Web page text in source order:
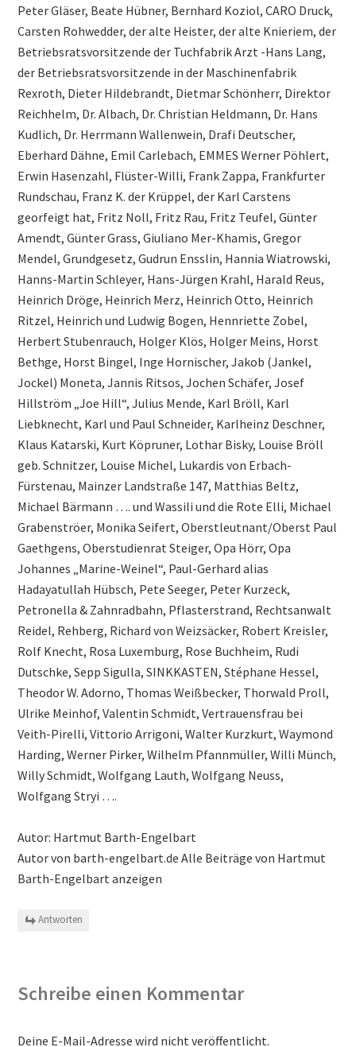
Peter Gläser, Beate Hübner, Bernhard Koziol, CARO Druck,
Carsten Rohwedder, der alte Heister, der alte Knieriem, der
Betriebsratsvorsitzende der Tuchfabrik Arzt -Hans Lang,
der Betriebsratsvorsitzende in der Maschinenfabrik
Rexroth, Dieter Hildebrandt, Dietmar Schönherr, Direktor
Reichhelm, Dr. Albach, Dr. Christian Heldmann, Dr. Hans
Kudlich, Dr. Herrmann Wallenwein, Drafi Deutscher,
Eberhard Dähne, Emil Carlebach, EMMES Werner Pöhlert,
Erwin Hasenzahl, Flüster-Willi, Frank Zappa, Frankfurter
Rundschau, Franz K. der Krüppel, der Karl Carstens
georfeigt hat, Fritz Noll, Fritz Rau, Fritz Teufel, Günter
Amendt, Günter Grass, Giuliano Mer-Khamis, Gregor
Mendel, Grundgesetz, Gudrun Ensslin, Hannia Wiatrowski,
Hanns-Martin Schleyer, Hans-Jürgen Krahl, Harald Reus,
Heinrich Dröge, Heinrich Merz, Heinrich Otto, Heinrich
Ritzel, Heinrich und Ludwig Bogen, Hennriette Zobel,
Herbert Stubenrauch, Holger Klös, Holger Meins, Horst
Bethge, Horst Bingel, Inge Hornischer, Jakob (Jankel,
Jockel) Moneta, Jannis Ritsos, Jochen Schäfer, Josef
Hillström „Joe Hill“, Julius Mende, Karl Bröll, Karl
Liebknecht, Karl und Paul Schneider, Karlheinz Deschner,
Klaus Katarski, Kurt Köpruner, Lothar Bisky, Louise Bröll
geb. Schnitzer, Louise Michel, Lukardis von Erbach-
Fürstenau, Mainzer Landstraße 147, Matthias Beltz,
Michael Bärmann …. und Wassili und die Rote Elli, Michael
Grabenströer, Monika Seifert, Oberstleutnant/Oberst Paul
Gaethgens, Oberstudienrat Steiger, Opa Hörr, Opa
Johannes „Marine-Weinel“, Paul-Gerhard alias
Hadayatullah Hübsch, Pete Seeger, Peter Kurzeck,
Petronella & Zahnradbahn, Pflasterstrand, Rechtsanwalt
Reidel, Rehberg, Richard von Weizsäcker, Robert Kreisler,
Rolf Knecht, Rosa Luxemburg, Rose Buchheim, Rudi
Dutschke, Sepp Sigulla, SINKKASTEN, Stéphane Hessel,
Theodor W. Adorno, Thomas Weißbecker, Thorwald Proll,
Ulrike Meinhof, Valentin Schmidt, Vertrauensfrau bei
Veith-Pirelli, Vittorio Arrigoni, Walter Kurzkurt, Waymond
Harding, Werner Pirker, Wilhelm Pfannmüller, Willi Münch,
Willy Schmidt, Wolfgang Lauth, Wolfgang Neuss,
Wolfgang Stryi ….
Autor: Hartmut Barth-Engelbart
Autor von barth-engelbart.de Alle Beiträge von Hartmut
Barth-Engelbart anzeigen
Antworten
Schreibe einen Kommentar
Deine E-Mail-Adresse wird nicht veröffentlicht.